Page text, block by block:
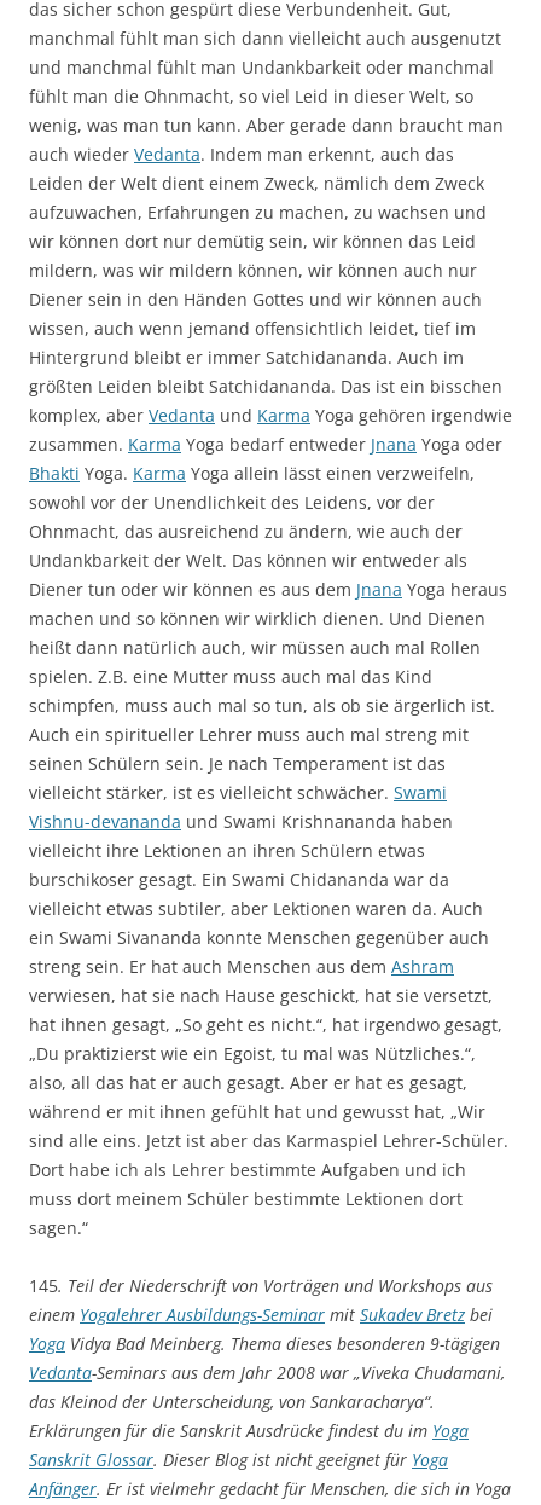
das sicher schon gespürt diese Verbundenheit. Gut,
manchmal fühlt man sich dann vielleicht auch ausgenutzt
und manchmal fühlt man Undankbarkeit oder manchmal
fühlt man die Ohnmacht, so viel Leid in dieser Welt, so
wenig, was man tun kann. Aber gerade dann braucht man
auch wieder Vedanta. Indem man erkennt, auch das
Leiden der Welt dient einem Zweck, nämlich dem Zweck
aufzuwachen, Erfahrungen zu machen, zu wachsen und
wir können dort nur demütig sein, wir können das Leid
mildern, was wir mildern können, wir können auch nur
Diener sein in den Händen Gottes und wir können auch
wissen, auch wenn jemand offensichtlich leidet, tief im
Hintergrund bleibt er immer Satchidananda. Auch im
größten Leiden bleibt Satchidananda. Das ist ein bisschen
komplex, aber Vedanta und Karma Yoga gehören irgendwie
zusammen. Karma Yoga bedarf entweder Jnana Yoga oder
Bhakti Yoga. Karma Yoga allein lässt einen verzweifeln,
sowohl vor der Unendlichkeit des Leidens, vor der
Ohnmacht, das ausreichend zu ändern, wie auch der
Undankbarkeit der Welt. Das können wir entweder als
Diener tun oder wir können es aus dem Jnana Yoga heraus
machen und so können wir wirklich dienen. Und Dienen
heißt dann natürlich auch, wir müssen auch mal Rollen
spielen. Z.B. eine Mutter muss auch mal das Kind
schimpfen, muss auch mal so tun, als ob sie ärgerlich ist.
Auch ein spiritueller Lehrer muss auch mal streng mit
seinen Schülern sein. Je nach Temperament ist das
vielleicht stärker, ist es vielleicht schwächer. Swami
Vishnu-devananda und Swami Krishnananda haben
vielleicht ihre Lektionen an ihren Schülern etwas
burschikoser gesagt. Ein Swami Chidananda war da
vielleicht etwas subtiler, aber Lektionen waren da. Auch
ein Swami Sivananda konnte Menschen gegenüber auch
streng sein. Er hat auch Menschen aus dem Ashram
verwiesen, hat sie nach Hause geschickt, hat sie versetzt,
hat ihnen gesagt, „So geht es nicht.“, hat irgendwo gesagt,
„Du praktizierst wie ein Egoist, tu mal was Nützliches.“,
also, all das hat er auch gesagt. Aber er hat es gesagt,
während er mit ihnen gefühlt hat und gewusst hat, „Wir
sind alle eins. Jetzt ist aber das Karmaspiel Lehrer-Schüler.
Dort habe ich als Lehrer bestimmte Aufgaben und ich
muss dort meinem Schüler bestimmte Lektionen dort
sagen.“
145. Teil der Niederschrift von Vorträgen und Workshops aus
einem Yogalehrer Ausbildungs-Seminar mit Sukadev Bretz bei
Yoga Vidya Bad Meinberg. Thema dieses besonderen 9-tägigen
Vedanta-Seminars aus dem Jahr 2008 war „Viveka Chudamani,
das Kleinod der Unterscheidung, von Sankaracharya“.
Erklärungen für die Sanskrit Ausdrücke findest du im Yoga
Sanskrit Glossar. Dieser Blog ist nicht geeignet für Yoga
Anfänger. Er ist vielmehr gedacht für Menschen, die sich in Yoga